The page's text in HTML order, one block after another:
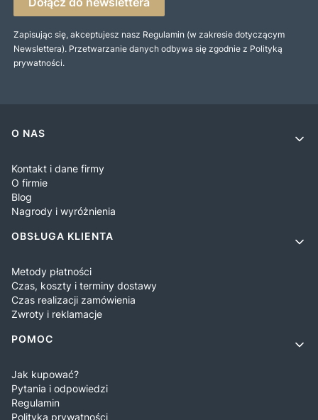
Zapisując się, akceptujesz nasz Regulamin (w zakresie dotyczącym
Newslettera). Przetwarzanie danych odbywa się zgodnie z Polityką
prywatności.
Linki w stopce
O NAS
Kontakt i dane firmy
O firmie
Blog
Nagrody i wyróżnienia
OBSŁUGA KLIENTA
Metody płatności
Czas, koszty i terminy dostawy
Czas realizacji zamówienia
Zwroty i reklamacje
POMOC
Jak kupować?
Pytania i odpowiedzi
Regulamin
Polityka prywatności